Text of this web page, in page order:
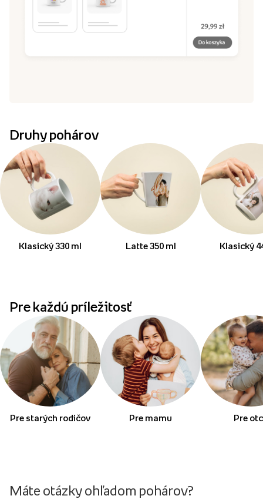
Druhy pohárov
Klasický 330 ml Latte 350 ml Klasický
Pre každú príležitosť
Pre starých rodičov Pre mamu Pre
Máte otázky ohľadom pohárov?